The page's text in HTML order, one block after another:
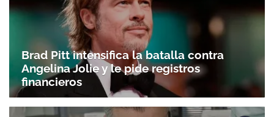
Brad Pitt intensifica la batalla contra
Angelina Jolie y le pide registros
financieros